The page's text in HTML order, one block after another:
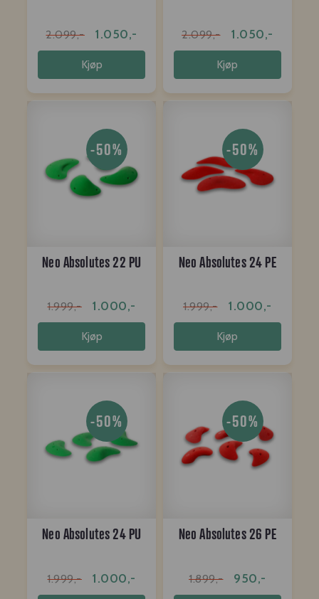
2.099,- 1.050,-
Kjøp
2.099,- 1.050,-
Kjøp
-50%
Neo Absolutes 22 PU
1.999,- 1.000,-
Kjøp
-50%
Neo Absolutes 24 PE
1.999,- 1.000,-
Kjøp
-50%
Neo Absolutes 24 PU
1.999,- 1.000,-
-50%
Neo Absolutes 26 PE
1.899,- 950,-